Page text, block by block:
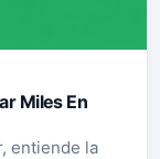
Miles En
entiende la